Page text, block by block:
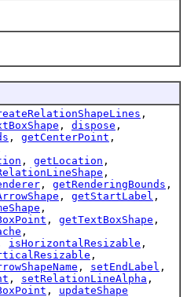
,
, dispose ,
, getCenterPoint ,
, getLocation ,
,
, getRenderingBounds ,
, getStartLabel ,
,
, getTextBoxShape ,
,
isHorizontalResizable ,
,
, setEndLabel ,
, setRelationLineAlpha ,
, updateShape